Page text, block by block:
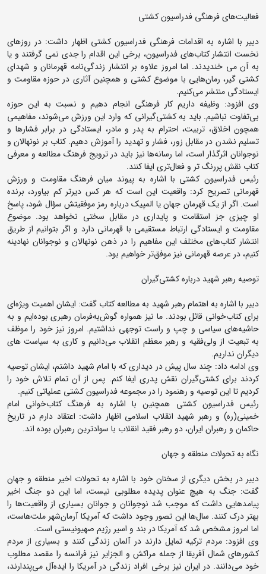
فعالیت‌های فرهنگی فدراسیون کشتی
دبیر با اشاره به اقدامات فرهنگی فدراسیون کشتی اظهار داشت: در روزهای
نخست انتشار کتاب‌های فدراسیون، برخی این اقدام را جدی نمی گرفتند و یا
به آن می خندیدند. اما امروز علاوه بر انتشار زندگی‌نامه قهرمانان و شهدای
کشتی گیر، رمان‌هایی با موضوع کشتی و همچنین آثاری در حوزه مقاومت و
ایستادگی منتشر می‌کنیم.
وی افزود: وظیفه داریم کار فرهنگی انجام دهیم و نسبت به این حوزه
بی‌تفاوت نباشیم. باید به کشتی‌گیرانی که وارد این ورزش می‌شوند، مفاهیمی
همچون اخلاق، تربیت، احترام به پدر و مادر، ایستادگی در برابر فشارها و
تسلیم نشدن در مقابل زور، فشار و تهدید را آموزش دهیم. کتاب بر نونهالان و
نوجوانان اثرگذار است، اما رسانه‌ها نیز باید در ترویج فرهنگ مطالعه و معرفی
کتاب نقش پررنگ تر و فعال‌تری ایفا کنند.
رئیس فدراسیون کشتی با اشاره به پیوند میان فرهنگ مقاومت و ورزش
قهرمانی تصریح کرد: واقعیت این است که هر کس دیرتر کم بیاورد، برنده
است. اگر از یک قهرمان جهان یا المپیک درباره رمز موفقیتش سؤال شود، پاسخ
او چیزی جز استقامت و پایداری در مقابل سختی نخواهد بود. موضوع
مقاومت و ایستادگی ارتباط مستقیمی با قهرمانی دارد و اگر بتوانیم از طریق
انتشار کتاب‌های مختلف این مفاهیم را در ذهن نونهالان و نوجوانان نهادینه
کنیم، در عرصه قهرمانی نیز موفق‌تر خواهیم بود.
توصیه رهبر شهید درباره کشتی‌گیران
دبیر با اشاره به اهتمام رهبر شهید به مطالعه کتاب گفت: ایشان اهمیت ویژه‌ای
برای کتاب‌خوانی قائل بودند. ما نیز همواره گوش‌به‌فرمان رهبری بوده‌ایم و به
حاشیه‌های سیاسی و چپ و راست توجهی نداشتیم. امروز نیز خود را موظف
به تبعیت از ولی‌فقیه و رهبر معظم انقلاب می‌دانیم و کاری به سیاست های
دیگران نداریم.
وی ادامه داد: چند سال پیش در دیداری که با امام شهید داشتم، ایشان توصیه
کردند برای کشتی‌گیران نقش پدری ایفا کنم. پس از آن تمام تلاش خود را
کردیم تا این توصیه و رهنمود را در مجموعه فدراسیون کشتی عملیاتی کنیم.
رئیس فدراسیون کشتی همچنین با اشاره به فرهنگ کتاب‌خوانی امام
خمینی(ره) و رهبر شهید انقلاب اسلامی اظهار داشت: اعتقاد دارم در تاریخ
حاکمان و رهبران ایران، دو رهبر فقید انقلاب با سوادترین رهبران بوده اند.
نگاه به تحولات منطقه و جهان
دبیر در بخش دیگری از سخنان خود با اشاره به تحولات اخیر منطقه و جهان
گفت: جنگ به هیچ عنوان پدیده مطلوبی نیست، اما این دو جنگ اخیر
پیامدهایی داشت که موجب شد نوجوانان و جوانان بسیاری از واقعیت‌ها را
بهتر درک کنند. سال‌ها این تصور وجود داشت که آمریکا آرمان‌شهر ملت‌هاست،
اما امروز مشخص شد که آمریکا در بند و اسیر رژیم صهیونیستی است.
وی افزود: مردم ترکیه تمایل دارند در آلمان زندگی کنند و بسیاری از مردم
کشورهای شمال آفریقا از جمله مراکش و الجزایر نیز فرانسه را مقصد مطلوب
خود می‌دانند. در ایران نیز برخی افراد زندگی در آمریکا را ایده‌آل می‌پندارند،